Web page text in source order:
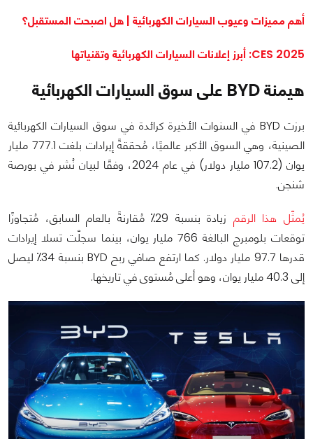
أهم مميزات وعيوب السيارات الكهربائية | هل اصبحت المستقبل؟
CES 2025: أبرز إعلانات السيارات الكهربائية وتقنياتها
هيمنة BYD على سوق السيارات الكهربائية
برزت BYD في السنوات الأخيرة كرائدة في سوق السيارات الكهربائية
الصينية، وهي السوق الأكبر عالميًا، مُحققةً إيرادات بلغت 777.1 مليار
يوان (107.2 مليار دولار) في عام 2024، وفقًا لبيان نُشر في بورصة
شنجن.
يُمثّل هذا الرقم
زيادة بنسبة 29⁒ مُقارنةً بالعام السابق، مُتجاوزًا
توقعات بلومبرج البالغة 766 مليار يوان، بينما سجلّت تسلا إيرادات
قدرها 97.7 مليار دولار. كما ارتفع صافي ربح BYD بنسبة 34⁒ ليصل
إلى 40.3 مليار يوان، وهو أعلى مُستوى في تاريخها.